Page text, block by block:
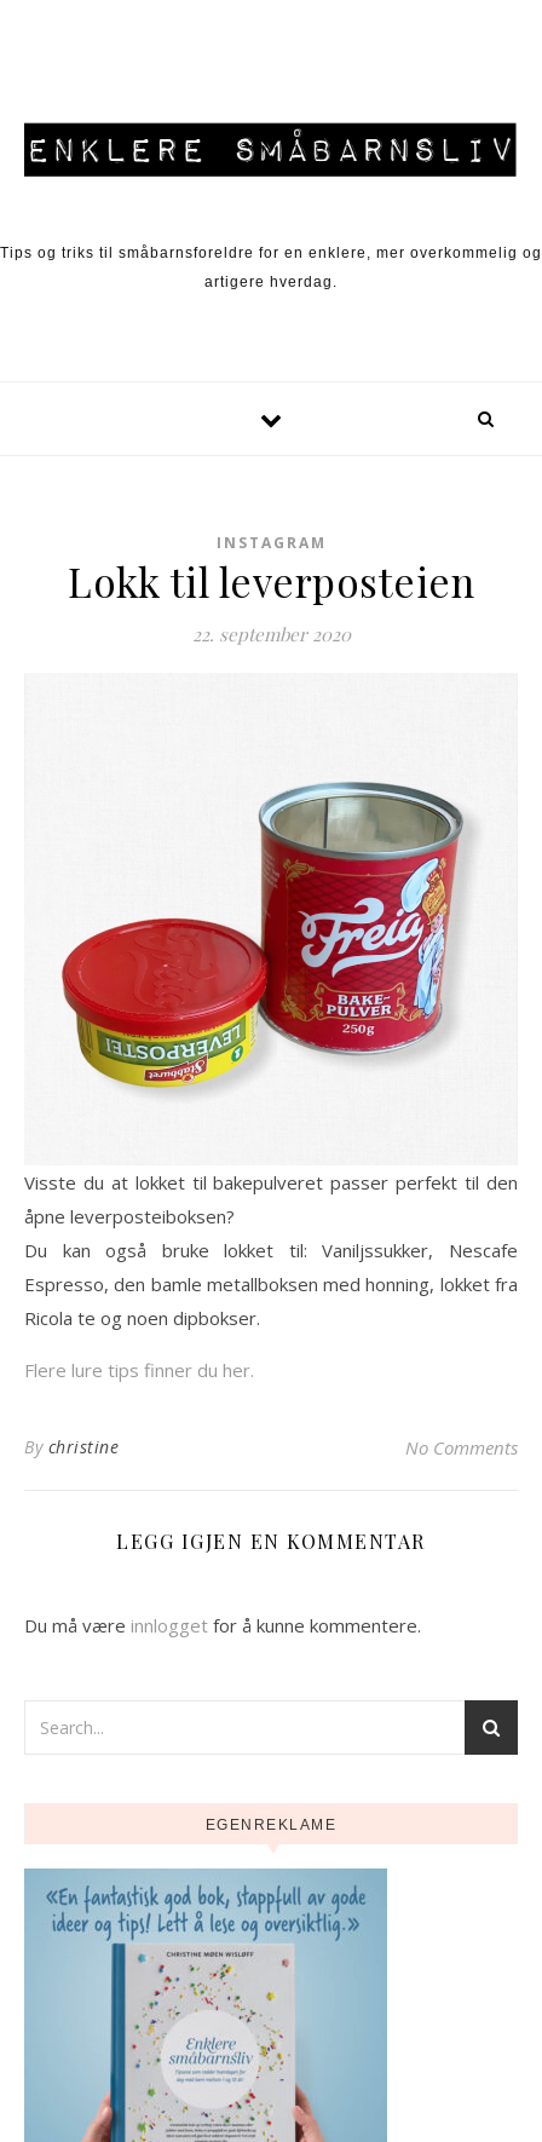
Tips og triks til småbarnsforeldre for en enklere, mer overkommelig og
artigere hverdag.
INSTAGRAM
Lokk til leverposteien
22. september 2020
Visste du at lokket til bakepulveret passer perfekt til den
åpne leverposteiboksen?
Du kan også bruke lokket til: Vaniljssukker, Nescafe
Espresso, den bamle metallboksen med honning, lokket fra
Ricola te og noen dipbokser.
Flere lure tips finner du her.
By christine No Comments
LEGG IGJEN EN KOMMENTAR
Du må være innlogget for å kunne kommentere.
EGENREKLAME